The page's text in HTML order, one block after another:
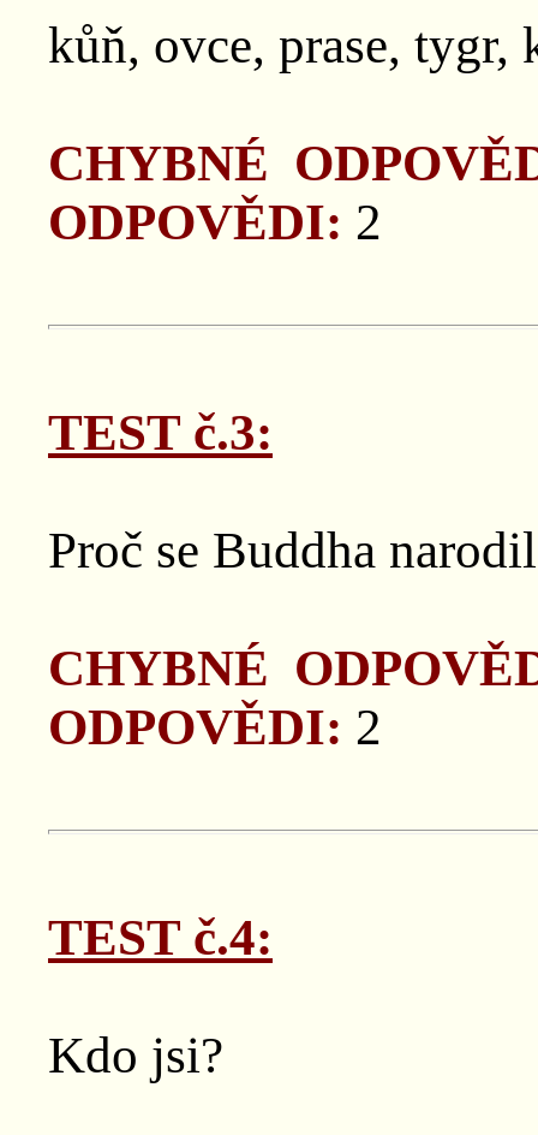
kůň, ovce, prase, tygr,
CHYBNÉ
ODPOVĚDI: 2
TEST č.3:
Proč se Buddha
CHYBNÉ
ODPOVĚDI: 2
TEST č.4:
Kdo jsi?